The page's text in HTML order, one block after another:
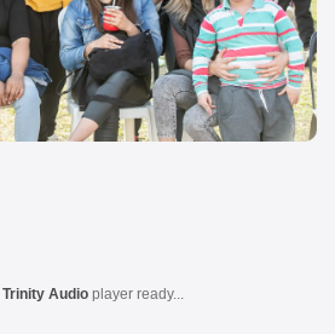
Trinity Audio player ready...